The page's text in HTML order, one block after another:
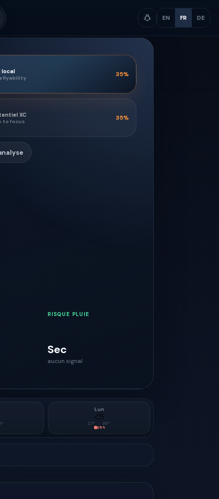
EN FR DE
local
flyability 35%
XC
to focus 35%
RISQUE PLUIE
Sec
aucun signal
°
Lun
⛅
17° ·26°
25%